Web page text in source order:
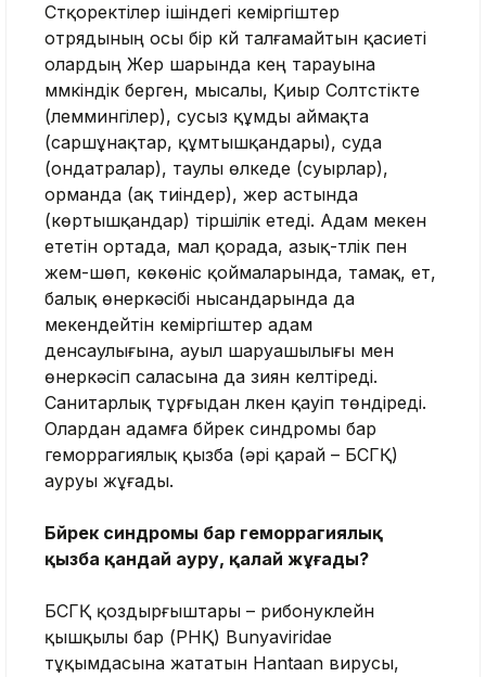
Сүтқоректілер ішіндегі кеміргіштер
отрядының осы бір күй талғамайтын қасиеті
олардың Жер шарында кең тарауына
мүмкіндік берген, мысалы, Қиыр Солтүстікте
(леммингілер), сусыз құмды аймақта
(саршұнақтар, құмтышқандары), суда
(ондатралар), таулы өлкеде (суырлар),
орманда (ақ тиіндер), жер астында
(көртышқандар) тіршілік етеді. Адам мекен
ететін ортада, мал қорада, азық-түлік пен
жем-шөп, көкөніс қоймаларында, тамақ, ет,
балық өнеркәсібі нысандарында да
мекендейтін кеміргіштер адам
денсаулығына, ауыл шаруашылығы мен
өнеркәсіп саласына да зиян келтіреді.
Санитарлық тұрғыдан үлкен қауіп төндіреді.
Олардан адамға бүйрек синдромы бар
геморрагиялық қызба (әрі қарай – БСГҚ)
ауруы жұғады.
Бүйрек синдромы бар геморрагиялық
қызба қандай ауру, қалай жұғады?
БСГҚ қоздырғыштары – рибонуклейн
қышқылы бар (РНҚ) Bunyaviridae
тұқымдасына жататын Hantaan вирусы,